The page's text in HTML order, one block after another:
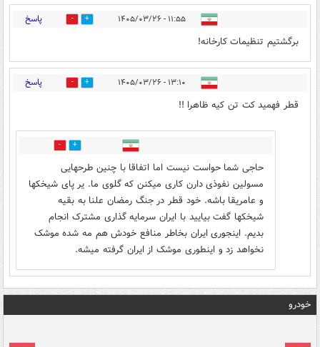
۱۱:۵۵ - ۱۴۰۵/۰۳/۲۶ 2 پاسخ
برگشتیم تنظیمات کارخانه!
۱۳:۱۰ - ۱۴۰۵/۰۳/۲۶ 0 پاسخ
قطر فهمید کت تن کیه ظاهرا !!
0
حاجی شما حواست نیست اما اتفاقا با چنین طرحهایی
مسولین نفوذی دارن کاری میکنن که گلوی ما. یر پای شیخکها
و عامریقا باشه. خود قطر در جنگ رمضان علنا به بقیه
شیخکها گفت بیایید با ایران سرمایه گذاری مشترک انجام
بدیم. اینجوری ایران بخاطر منافع خودش هم مه شده موشک
نخواهد زد و اینطوری موشک از ایران گرفته میشه.
خودرو